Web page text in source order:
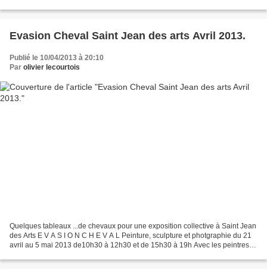
Evasion Cheval Saint Jean des arts Avril 2013.
Publié le 10/04/2013 à 20:10
Par olivier lecourtois
Quelques tableaux ...de chevaux pour une exposition collective à Saint Jean
des Arts E V A S I O N C H E V A L Peinture, sculpture et photgraphie du 21
avril au 5 mai 2013 de10h30 à 12h30 et de 15h30 à 19h Avec les peintres